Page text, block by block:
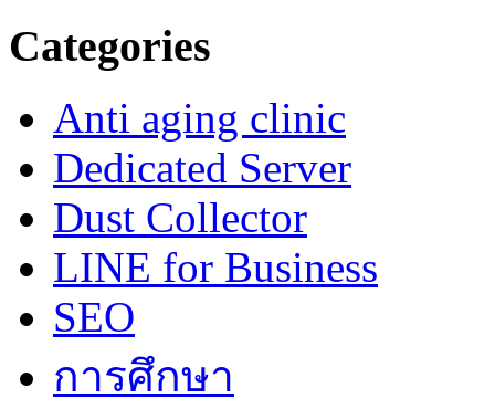
Categories
Anti aging clinic
Dedicated Server
Dust Collector
LINE for Business
SEO
การศึกษา